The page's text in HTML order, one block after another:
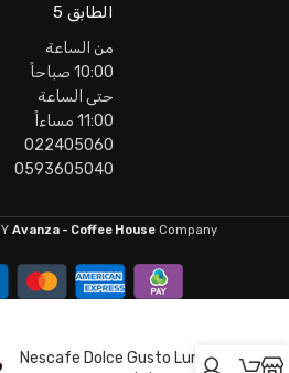
الطابق 5
من الساعة
10:00 صباحاً
حتى الساعة
11:00 مساءاً
0593605040
Avanza - Coffee HouseCompany
Nescafe Dolce Gusto Lungo